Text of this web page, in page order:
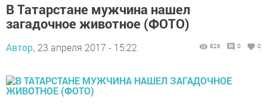
В Татарстане мужчина нашел
загадочное животное (ФОТО)
Автор, 23 апреля 2017 - 15:22 826 0 0